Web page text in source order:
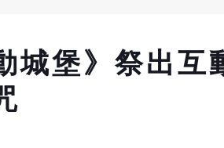
城堡》祭出互